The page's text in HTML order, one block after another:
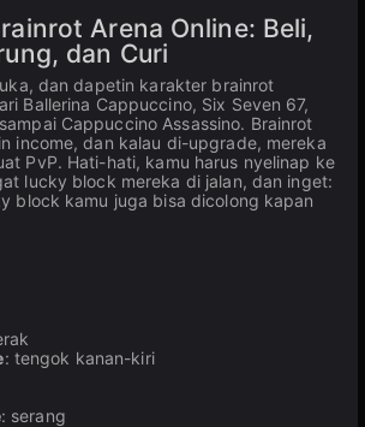
Arena Online: Beli,
dan Curi
dan dapetin karakter brainrot
Ballerina Cappuccino, Six Seven 67,
Cappuccino Assassino. Brainrot
income, dan kalau di-upgrade, mereka
PvP. Hati-hati, kamu harus nyelinap ke
lucky block mereka di jalan, dan inget:
block kamu juga bisa dicolong kapan
: tengok kanan-kiri
: serang